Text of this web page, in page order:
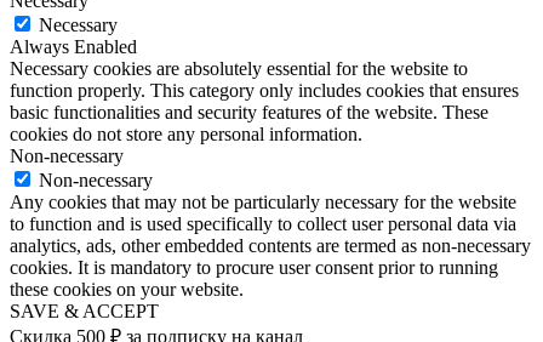
Necessary
Always Enabled
Necessary cookies are absolutely essential for the website to
function properly. This category only includes cookies that ensures
basic functionalities and security features of the website. These
cookies do not store any personal information.
Non-necessary
Non-necessary
Any cookies that may not be particularly necessary for the website
to function and is used specifically to collect user personal data via
analytics, ads, other embedded contents are termed as non-necessary
cookies. It is mandatory to procure user consent prior to running
these cookies on your website.
SAVE & ACCEPT
Скидка 500 ₽ за подписку на канал